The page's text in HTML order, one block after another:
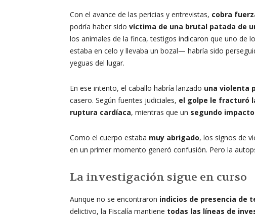
Con el avance de las pericias y entrevistas, cobra
podría haber sido víctima de una brutal patada de
los animales de la finca, testigos indicaron que uno de
estaba en celo y llevaba un bozal— habría sido
yeguas del lugar.
En ese intento, el caballo habría lanzado una violenta
casero. Según fuentes judiciales, el golpe le fracturó
ruptura cardíaca, mientras que un segundo
Como el cuerpo estaba muy abrigado, los signos de
en un primer momento generó confusión. Pero la
La investigación sigue en curso
Aunque no se encontraron indicios de presencia de
delictivo, la Fiscalía mantiene todas las líneas de